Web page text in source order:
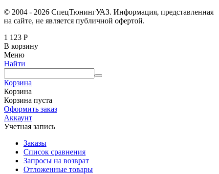
© 2004 - 2026 СпецТюнингУАЗ. Информация, представленная
на сайте, не является публичной офертой.
1 123 Р
В корзину
Меню
Найти
Корзина
Корзина
Корзина пуста
Оформить заказ
Аккаунт
Учетная запись
Заказы
Список сравнения
Запросы на возврат
Отложенные товары